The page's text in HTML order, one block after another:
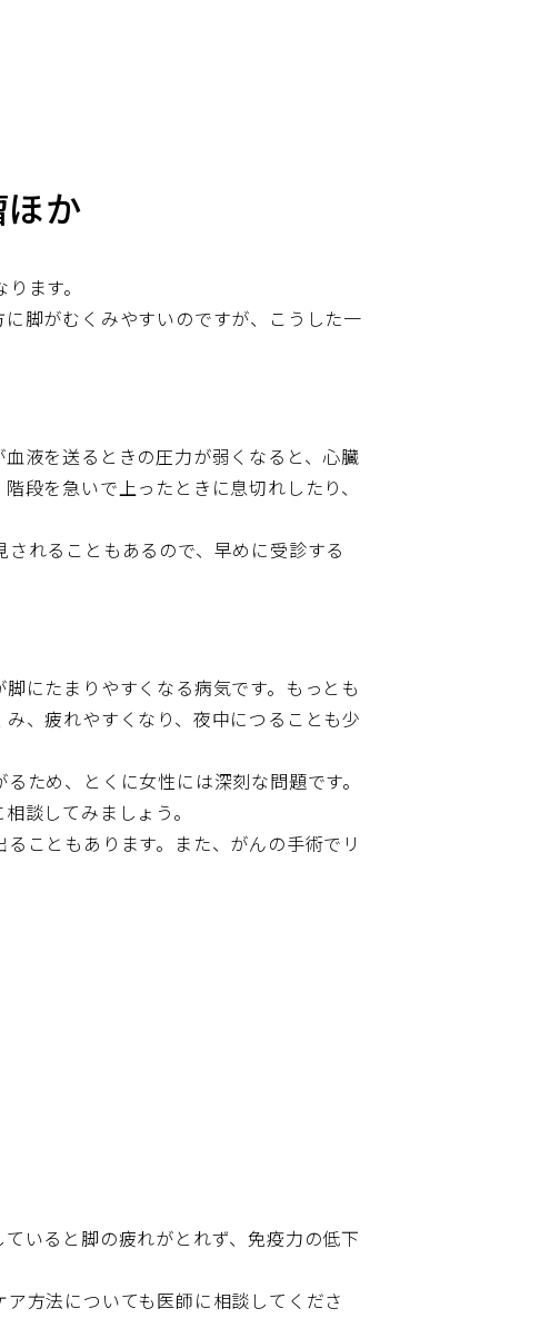
か
ます。
脚がむくみやすいのですが、こうした一
液を送るときの圧力が弱くなると、心臓
段を急いで上ったときに息切れしたり、
れることもあるので、早めに受診する
にたまりやすくなる病気です。もっとも
、疲れやすくなり、夜中につることも少
ため、とくに女性には深刻な問題です。
談してみましょう。
こともあります。また、がんの手術でリ
いると脚の疲れがとれず、免疫力の低下
方法についても医師に相談してくださ